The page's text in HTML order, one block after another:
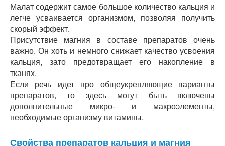
Малат содержит самое большое количество кальция и
легче усваивается организмом, позволяя получить
скорый эффект.
Присутствие магния в составе препаратов очень
важно. Он хоть и немного снижает качество усвоения
кальция, зато предотвращает его накопление в
тканях.
Если речь идет про общеукрепляющие варианты
препаратов, то здесь могут быть включены
дополнительные микро- и макроэлементы,
необходимые организму витамины.
Свойства препаратов кальция и магния